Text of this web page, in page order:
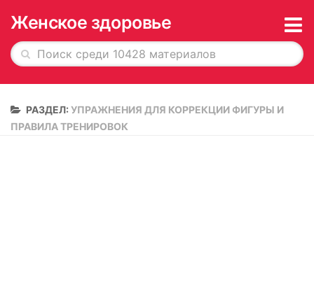
Женское здоровье
История в обложках
РАЗДЕЛ: УПРАЖНЕНИЯ ДЛЯ КОРРЕКЦИИ ФИГУРЫ И
ПРАВИЛА ТРЕНИРОВОК